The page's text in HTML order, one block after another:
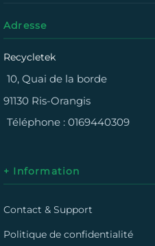
Adresse
Recycletek
10, Quai de la borde
91130 Ris-Orangis
Téléphone : 0169440309
+ Information
Contact & Support
Politique de confidentialité